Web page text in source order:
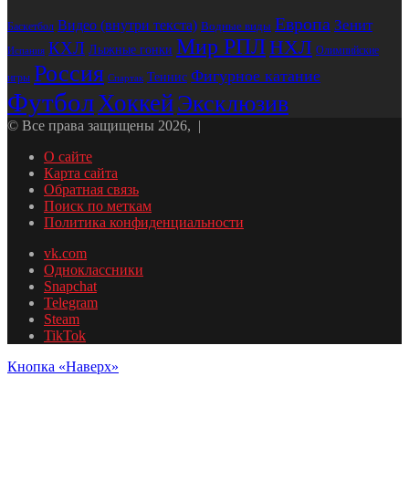
Баскетбол Видео (внутри текста) Водные виды Европа Зенит
Испания КХЛ Лыжные гонки Мир РПЛНХЛ Олимпийские
игры Россия Спартак Теннис Фигурное катание
ФутболХоккейЭксклюзив
© Все права защищены 2026, |
О сайте
Карта сайта
Обратная связь
Поиск по меткам
Политика конфиденциальности
vk.com
Одноклассники
Snapchat
Telegram
Steam
TikTok
Кнопка «Наверх»